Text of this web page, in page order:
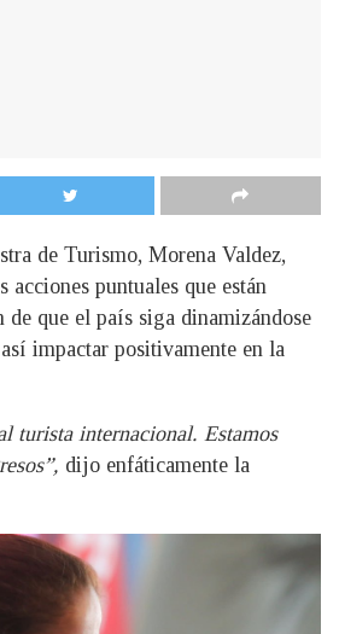
de Turismo, Morena Valdez,
acciones puntuales que están
de que el país siga dinamizándose
impactar positivamente en la
turista internacional. Estamos
dijo enfáticamente la